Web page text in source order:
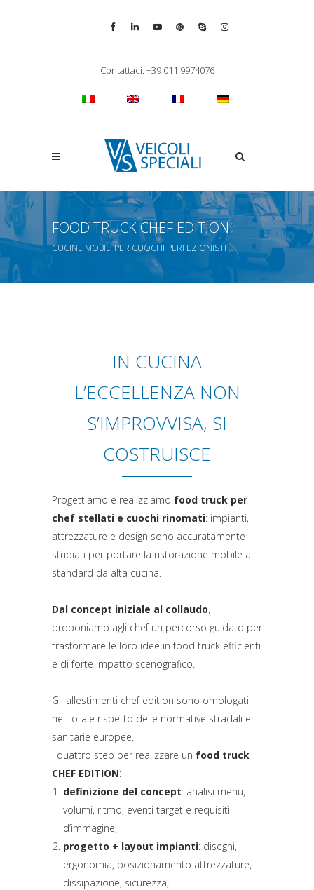
Contattaci: +39 011 9974076
Apri la ricerca
FOOD TRUCK CHEF EDITION
CUCINE MOBILI PER CUOCHI PERFEZIONISTI
IN CUCINA
L’ECCELLENZA NON
S’IMPROVVISA, SI
COSTRUISCE
Progettiamo e realizziamo food truck per
chef stellati e cuochi rinomati: impianti,
attrezzature e design sono accuratamente
studiati per portare la ristorazione mobile a
standard da alta cucina.
Dal concept iniziale al collaudo,
proponiamo agli chef un percorso guidato per
trasformare le loro idee in food truck efficienti
e di forte impatto scenografico.
Gli allestimenti chef edition sono omologati
nel totale rispetto delle normative stradali e
sanitarie europee.
I quattro step per realizzare un food truck
CHEF EDITION:
definizione del concept: analisi menu,
volumi, ritmo, eventi target e requisiti
d’immagine;
progetto + layout impianti: disegni,
ergonomia, posizionamento attrezzature,
dissipazione, sicurezza;